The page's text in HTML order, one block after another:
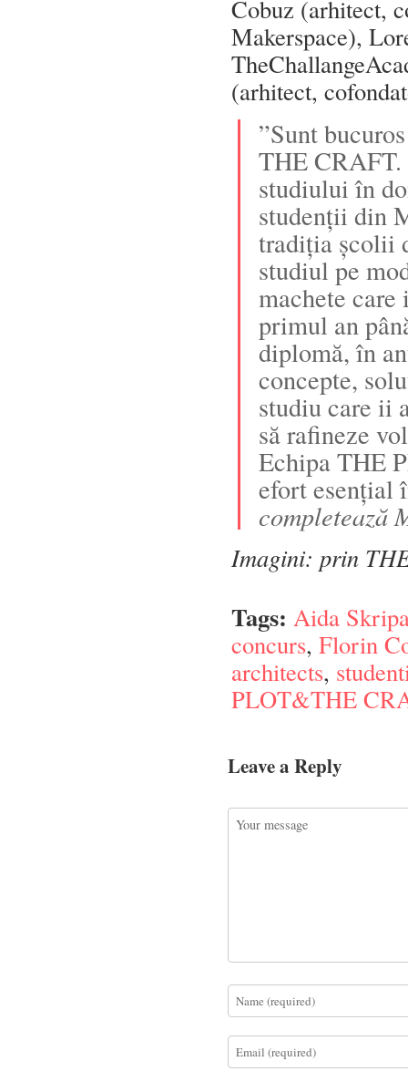
Cobuz (arhitect,
Makerspace),
(arhitect,
”Sunt
THE CRAFT.
studiului în
studenții din
tradiția școlii
studiul pe
machete
primul an
diplomă, în
concepte,
studiu care ii
să rafineze
Echipa THE
efort esențial
completează
Imagini: prin
Tags: Aida
concurs, Florin
architects,
PLOT&THE
Leave a Reply